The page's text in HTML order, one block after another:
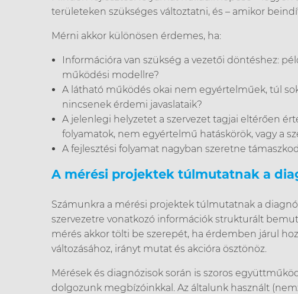
területeken szükséges változtatni, és – amikor
Mérni akkor különösen érdemes, ha:
Információra van szükség a vezetői döntéshez:
működési modellre?
A látható működés okai nem egyértelműek, túl
nincsenek érdemi javaslataik?
A jelenlegi helyzetet a szervezet tagjai eltérően
folyamatok, nem egyértelmű hatáskörök, vagy a
A fejlesztési folyamat nagyban szeretne
A mérési projektek túlmutatnak a
Számunkra a mérési projektek túlmutatnak a
szervezetre vonatkozó információk strukturált
mérés akkor tölti be szerepét, ha érdemben járul
változásához, irányt mutat és akcióra ösztönöz.
Mérések és diagnózisok során is szoros
dolgozunk megbízóinkkal. Az általunk használt